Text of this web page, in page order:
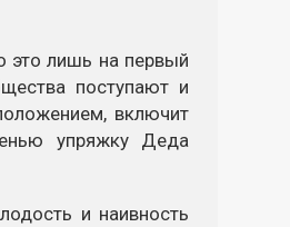
это лишь на первый
поступают и
включит
упряжку Деда
и наивность